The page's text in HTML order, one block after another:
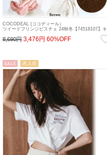
COCODEAL (ココディール）
ツイードフリンジビスチェ 24秋冬【74518107】キ
8,690円 3,476円 60%OFF
SALE 再入荷